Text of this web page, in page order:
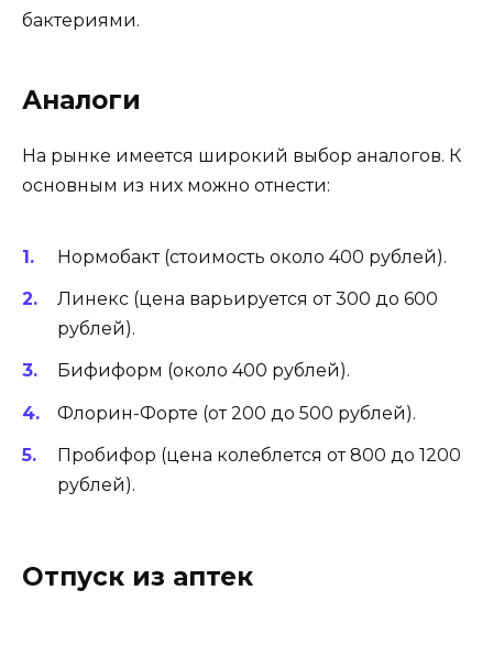
бактериями.
Аналоги
На рынке имеется широкий выбор аналогов. К
основным из них можно отнести:
Нормобакт (стоимость около 400 рублей).
Линекс (цена варьируется от 300 до 600
рублей).
Бифиформ (около 400 рублей).
Флорин-Форте (от 200 до 500 рублей).
Пробифор (цена колеблется от 800 до 1200
рублей).
Отпуск из аптек